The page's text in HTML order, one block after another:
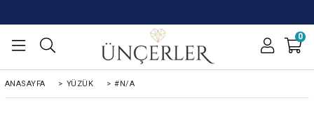
0
ANASAYFA > YÜZÜK > #N/A